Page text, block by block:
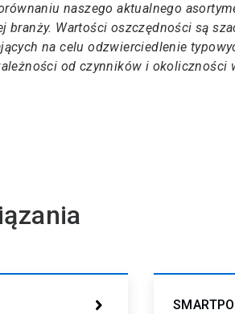
naszego aktualnego
branży. Wartości oszczędności są
na celu odzwierciedlenie
od czynników i okoliczności